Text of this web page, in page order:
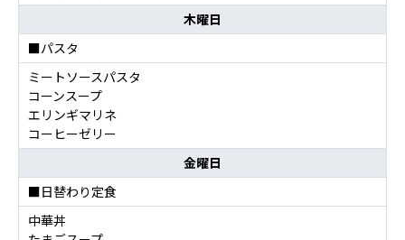
木曜日
■パスタ
ミートソースパスタ
コーンスープ
エリンギマリネ
コーヒーゼリー
金曜日
■日替わり定食
中華丼